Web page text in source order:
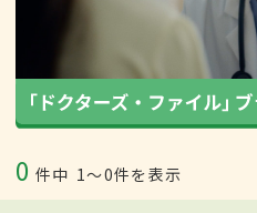
0 件中 1〜0件を表示